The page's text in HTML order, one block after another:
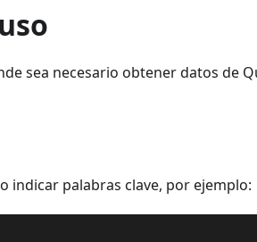
sea necesario obtener datos de
indicar palabras clave, por ejemplo: